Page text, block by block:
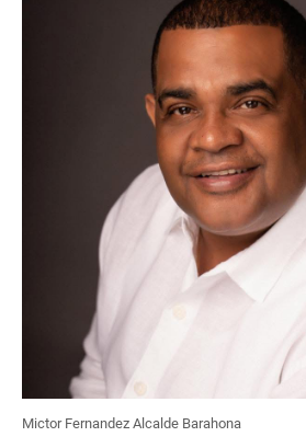
Mictor Fernandez Alcalde Barahona